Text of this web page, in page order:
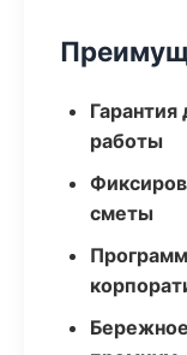
работы
сметы